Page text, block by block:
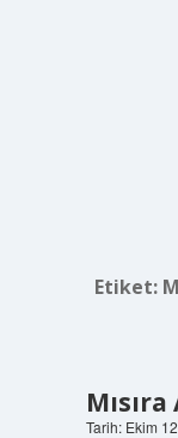
Etiket:
Tarih: Ekim